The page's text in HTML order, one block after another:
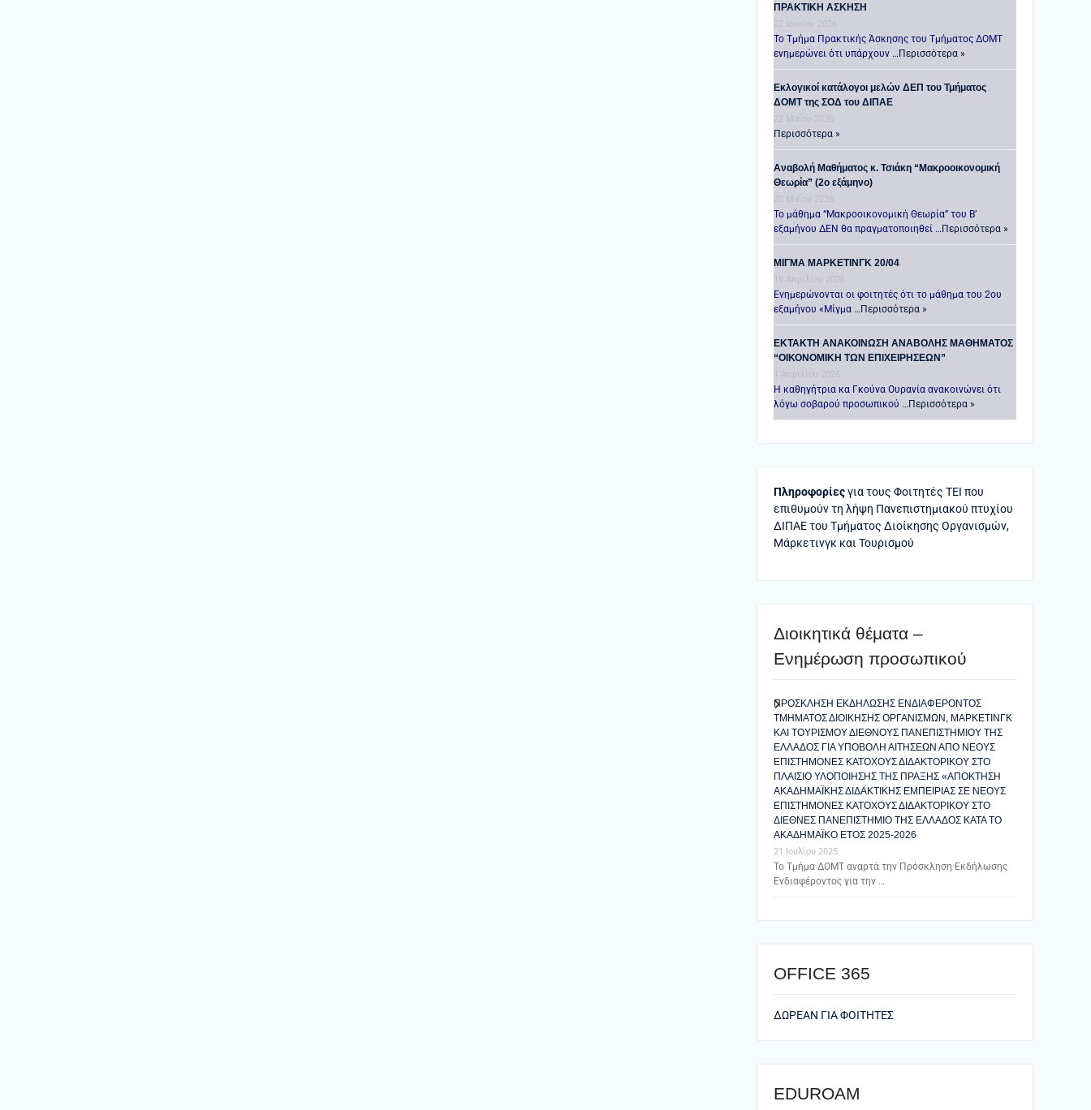
ΠΡΑΚΤΙΚΗ ΑΣΚΗΣΗ
22 Ιουνίου 2026
Το Τμήμα Πρακτικής Άσκησης του Τμήματος ΔΟΜΤ
ενημερώνει ότι υπάρχουν … Περισσότερα »
Εκλογικοί κατάλογοι μελών ΔΕΠ του Τμήματος
ΔΟΜΤ της ΣΟΔ του ΔΙΠΑΕ
22 Μαΐου 2026
Περισσότερα »
Αναβολή Μαθήματος κ. Τσιάκη “Μακροοικονομική
Θεωρία” (2ο εξάμηνο)
20 Μαΐου 2026
Το μάθημα “Μακροοικονομική Θεωρία” του Β’
εξαμήνου ΔΕΝ θα πραγματοποιηθεί … Περισσότερα »
ΜΙΓΜΑ ΜΑΡΚΕΤΙΝΓΚ 20/04
18 Απριλίου 2026
Ενημερώνονται οι φοιτητές ότι το μάθημα του 2ου
εξαμήνου «Μίγμα … Περισσότερα »
ΕΚΤΑΚΤΗ ΑΝΑΚΟΙΝΩΣΗ ΑΝΑΒΟΛΗΣ ΜΑΘΗΜΑΤΟΣ
“ΟΙΚΟΝΟΜΙΚΗ ΤΩΝ ΕΠΙΧΕΙΡΗΣΕΩΝ”
1 Απριλίου 2026
Η καθηγήτρια κα Γκούνα Ουρανία ανακοινώνει ότι
λόγω σοβαρού προσωπικού … Περισσότερα »
Πληροφορίεςγια τους Φοιτητές ΤΕΙ που
επιθυμούν τη λήψη Πανεπιστημιακού πτυχίου
ΔΙΠΑΕ του Τμήματος Διοίκησης Οργανισμών,
Μάρκετινγκ και Τουρισμού
Διοικητικά θέματα –
Ενημέρωση προσωπικού
ΠΡΟΣΚΛΗΣΗ ΕΚΔΗΛΩΣΗΣ ΕΝΔΙΑΦΕΡΟΝΤΟΣ
ΤΜΗΜΑΤΟΣ ΔΙΟΙΚΗΣΗΣ ΟΡΓΑΝΙΣΜΩΝ, ΜΑΡΚΕΤΙΝΓΚ
ΚΑΙ ΤΟΥΡΙΣΜΟΥ ΔΙΕΘΝΟΥΣ ΠΑΝΕΠΙΣΤΗΜΙΟΥ ΤΗΣ
ΕΛΛΑΔΟΣ ΓΙΑ ΥΠΟΒΟΛΗ ΑΙΤΗΣΕΩΝ ΑΠΟ ΝΕΟΥΣ
ΕΠΙΣΤΗΜΟΝΕΣ ΚΑΤΟΧΟΥΣ ΔΙΔΑΚΤΟΡΙΚΟΥ ΣΤΟ
ΠΛΑΙΣΙΟ ΥΛΟΠΟΙΗΣΗΣ ΤΗΣ ΠΡΑΞΗΣ «ΑΠΟΚΤΗΣΗ
ΑΚΑΔΗΜΑΪΚΗΣ ΔΙΔΑΚΤΙΚΗΣ ΕΜΠΕΙΡΙΑΣ ΣΕ ΝΕΟΥΣ
ΕΠΙΣΤΗΜΟΝΕΣ ΚΑΤΟΧΟΥΣ ΔΙΔΑΚΤΟΡΙΚΟΥ ΣΤΟ
ΔΙΕΘΝΕΣ ΠΑΝΕΠΙΣΤΗΜΙΟ ΤΗΣ ΕΛΛΑΔΟΣ ΚΑΤΑ ΤΟ
ΑΚΑΔΗΜΑΪΚΟ ΕΤΟΣ 2025-2026
21 Ιουλίου 2025
Το Τμήμα ΔΟΜΤ αναρτά την Πρόσκληση Εκδήλωσης
Ενδιαφέροντος για την …
ΟFFICE 365
ΔΩΡΕΑΝ ΓΙΑ ΦΟΙΤΗΤΕΣ
EDUROAM